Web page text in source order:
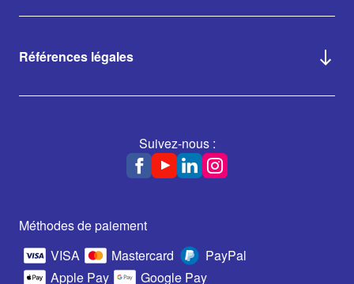
Références légales
Suivez-nous :
Méthodes de paiement
VISA
Mastercard
PayPal
Apple Pay
Google Pay